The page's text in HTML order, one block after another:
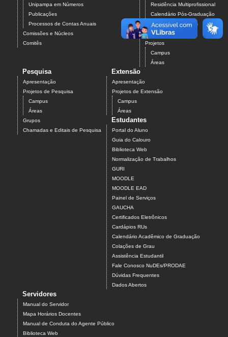
Unipampa em Números
Publicações
Processos de Contas Anuais
Comissões e Núcleos
Comitês
Residência Multiprofissional
Calendário Pós-Graduação
Processos Seletivos
Pós-Graduação
Projetos
Campus
Áreas
Pesquisa
Apresentação
Projetos de Pesquisa
Campus
Áreas
Grupos
Chamadas e Editais de Pesquisa
Extensão
Apresentação
Projetos de Extensão
Campus
Áreas
Estudantes
Portal do Aluno
Guia do Calouro
Biblioteca Web
Normalização de Trabalhos
GURI
MOODLE
MOODLE EAD
Painel de Serviços
GAUCHA
Certificados Eletrônicos
Cardápios RUs
Calendário Acadêmico de Graduação
Colações de Grau
Assistência Estudantil
Fale Conosco NuDEs/PRODAE
Dúvidas Frequentes
Dados Abertos
Servidores
Manual do Servidor
Mapa Horários Docentes
Manual de Conduta do Agente Público
Biblioteca Web